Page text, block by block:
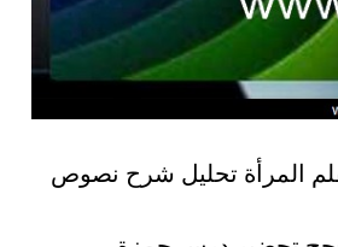
المرأة تحليل شرح نصوص